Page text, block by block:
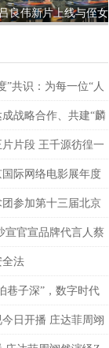
良伟新片上线与侄女
汉父亲的铁汉柔情
”共识：为每一位“人
战略合作、共建“麟
片段 王千源彷徨一
际网络电影展年度
参加第十三届北京
梦
宣官宣品牌代言人蔡
全法
巷子深”，数字时代
今日开播 庄达菲周翊